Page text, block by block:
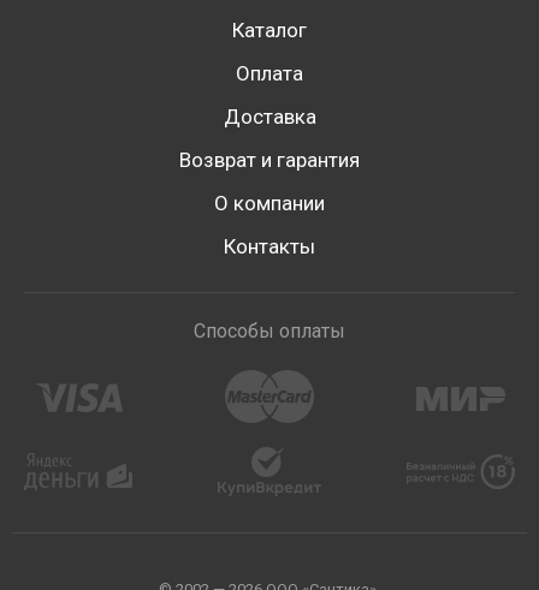
Каталог
Оплата
Доставка
Возврат и гарантия
О компании
Контакты
Способы оплаты